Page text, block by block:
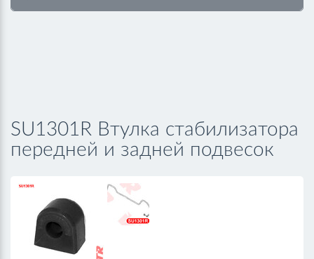
SU1301R Втулка стабилизатора
передней и задней подвесок